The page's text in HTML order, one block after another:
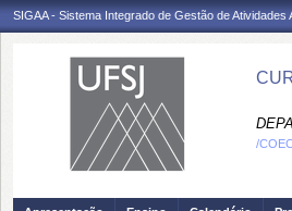
SIGAA - Sistema Integrado de Gestão de Atividades
/